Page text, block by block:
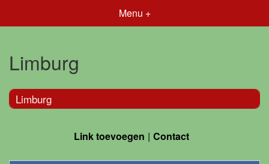
Menu +
Limburg
Limburg
Link toevoegen Contact